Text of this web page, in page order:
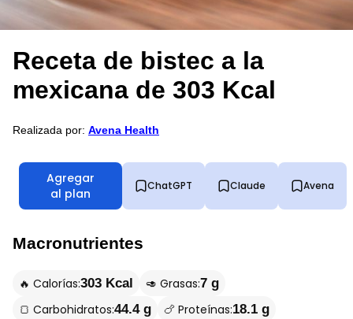
Receta de bistec a la
mexicana de 303 Kcal
Realizada por: Avena Health
Agregar
al plan
ChatGPT Claude Avena
Macronutrientes
🔥 Calorías:303 Kcal 🥑 Grasas:7 g
🍞 Carbohidratos:44.4 g 🍗 Proteínas:18.1 g